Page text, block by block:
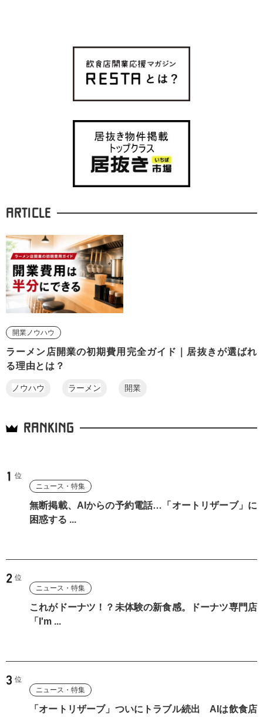
ARTICLE
開業ノウハウ
ラーメン店開業の初期費用完全ガイド｜居抜きが選ばれ
る理由とは？
ノウハウ ラーメン 開業
RANKING
ニュース・特集
無断掲載、AIからの予約電話…「オートリザーブ」に
困惑する ...
ニュース・特集
これがドーナツ！？未体験の新食感。ドーナツ専門店
「I'm ...
ニュース・特集
「オートリザーブ」ついにトラブル続出 AIは飲食店